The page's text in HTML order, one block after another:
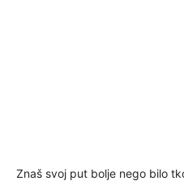
Znaš svoj put bolje nego bilo